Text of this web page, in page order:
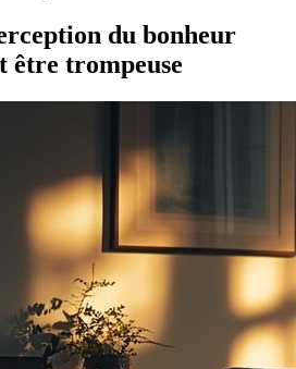
du bonheur
être trompeuse